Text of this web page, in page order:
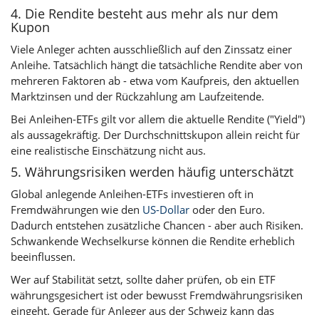
4. Die Rendite besteht aus mehr als nur dem
Kupon
Viele Anleger achten ausschließlich auf den Zinssatz einer
Anleihe. Tatsächlich hängt die tatsächliche Rendite aber von
mehreren Faktoren ab - etwa vom Kaufpreis, den aktuellen
Marktzinsen und der Rückzahlung am Laufzeitende.
Bei Anleihen-ETFs gilt vor allem die aktuelle Rendite ("Yield")
als aussagekräftig. Der Durchschnittskupon allein reicht für
eine realistische Einschätzung nicht aus.
5. Währungsrisiken werden häufig unterschätzt
Global anlegende Anleihen-ETFs investieren oft in
Fremdwährungen wie den US-Dollar oder den Euro.
Dadurch entstehen zusätzliche Chancen - aber auch Risiken.
Schwankende Wechselkurse können die Rendite erheblich
beeinflussen.
Wer auf Stabilität setzt, sollte daher prüfen, ob ein ETF
währungsgesichert ist oder bewusst Fremdwährungsrisiken
eingeht. Gerade für Anleger aus der Schweiz kann das